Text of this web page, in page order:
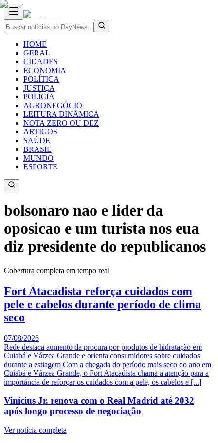
HOME
GERAL
CIDADES
ECONOMIA
POLÍTICA
JUSTIÇA
POLÍCIA
AGRONEGÓCIO
LEITURA DINÂMICA
NOTA ZERO OU DEZ
ARTIGOS
SAÚDE
BRASIL
MUNDO
ESPORTE
bolsonaro nao e lider da
oposicao e um turista nos eua
diz presidente do republicanos
Cobertura completa em tempo real
Fort Atacadista reforça cuidados com
pele e cabelos durante período de clima
seco
07/08/2026
Rede destaca aumento da procura por produtos de hidratação em
Cuiabá e Várzea Grande e orienta consumidores sobre cuidados
durante a estiagem Com a chegada do período mais seco do ano em
Cuiabá e Várzea Grande, o Fort Atacadista chama a atenção para a
importância de reforçar os cuidados com a pele, os cabelos e [...]
Vinícius Jr. renova com o Real Madrid até 2032
após longo processo de negociação
Ver notícia completa